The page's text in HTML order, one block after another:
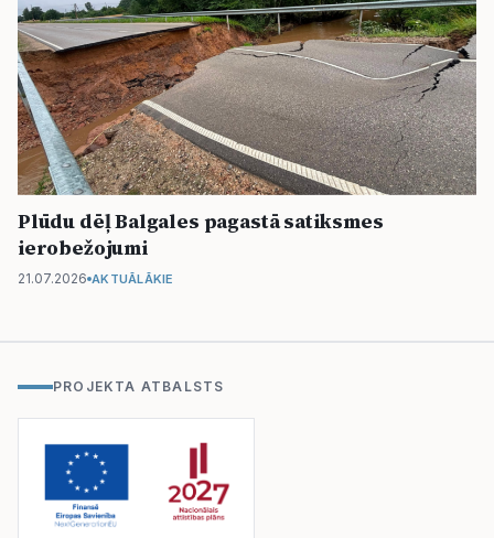
Plūdu dēļ Balgales pagastā satiksmes
ierobežojumi
21.07.2026 AKTUĀLĀKIE
PROJEKTA ATBALSTS